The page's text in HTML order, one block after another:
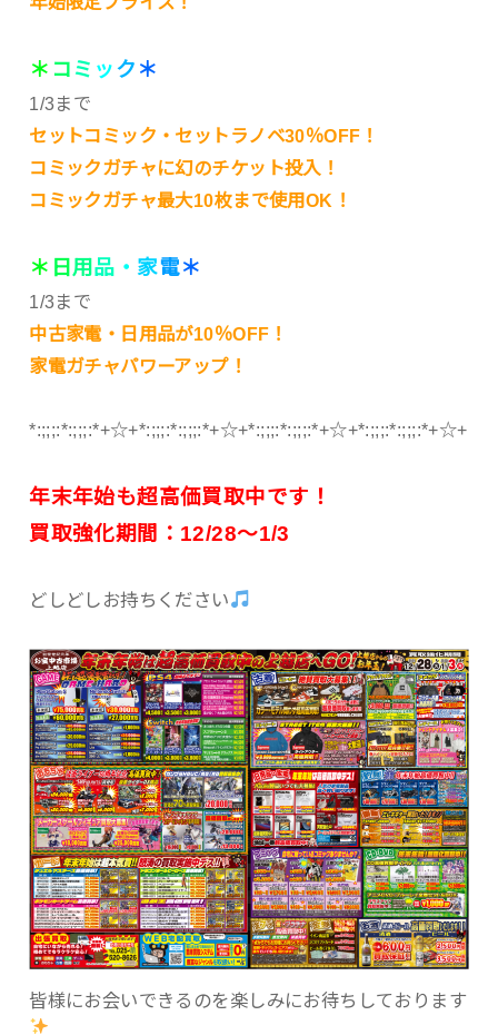
＊ コ ミ ック ＊
1/3まで
セットコミック・セットラノベ30％OFF！
コミックガチャに幻のチケット投入！
コミックガチャ最大10枚まで使用OK！
＊ 日 用 品 ・家電＊
1/3まで
中古家電・日用品が10％OFF！
家電ガチャパワーアップ！
*:;;;:*:;;;:*+☆+*:;;;:*:;;;:*+☆+*:;;;:*:;;;:*+☆+*:;;;:*:;;;:*+☆+
年末年始も超高価買取中です！
買取強化期間：12/28～1/3
どしどしお持ちください
皆様にお会いできるのを楽しみにお待ちしております